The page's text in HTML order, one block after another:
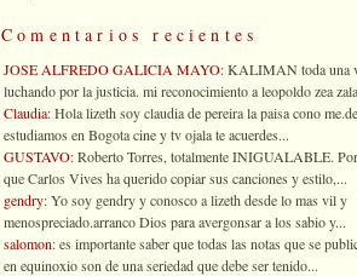
Comentarios recientes
JOSE ALFREDO GALICIA MAYO: KALIMAN toda una
luchando por la justicia. mi reconocimiento a leopoldo zea
Claudia: Hola lizeth soy claudia de pereira la paisa cono
estudiamos en Bogota cine y tv ojala te acuerdes...
GUSTAVO: Roberto Torres, totalmente INIGUALABLE.
que Carlos Vives ha querido copiar sus canciones y estilo,...
gendry: Yo soy gendry y conosco a lizeth desde lo mas vil y
menospreciado.arranco Dios para avergonsar a los sabio y...
salomon: es importante saber que todas las notas que se
en equinoxio son de una seriedad que debe ser tenido...